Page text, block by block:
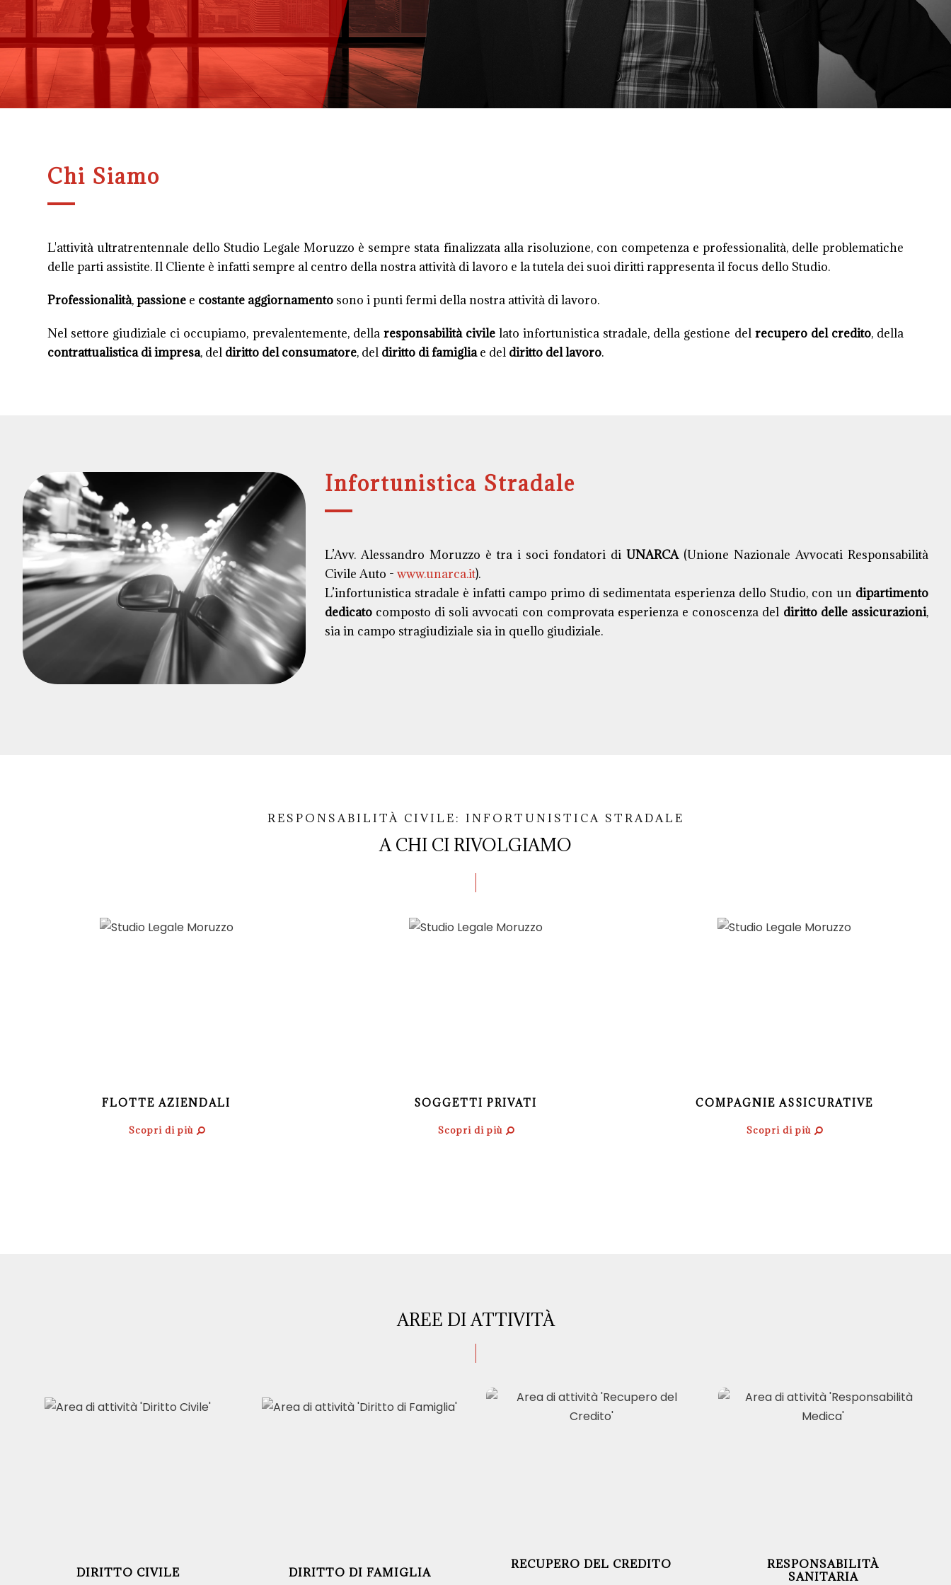
Chi Siamo
L'attività ultratrentennale dello Studio Legale Moruzzo è sempre stata finalizzata alla risoluzione, con competenza e professionalità, delle problematiche
delle parti assistite. Il Cliente è infatti sempre al centro della nostra attività di lavoro e la tutela dei suoi diritti rappresenta il focus dello Studio.
Professionalità,passione e costante aggiornamento sono i punti fermi della nostra attività di lavoro.
Nel settore giudiziale ci occupiamo, prevalentemente, della responsabilità civilelato infortunistica stradale, della gestione del recupero del credito, della
contrattualistica di impresa, del diritto del consumatore, del diritto di famigliae del diritto del lavoro.
Infortunistica Stradale
L’Avv. Alessandro Moruzzo è tra i soci fondatori di UNARCA(Unione Nazionale Avvocati Responsabilità
Civile Auto - www.unarca.it).
L’infortunistica stradale è infatti campo primo di sedimentata esperienza dello Studio, con un dipartimento
dedicatocomposto di soli avvocati con comprovata esperienza e conoscenza del diritto delle assicurazioni,
sia in campo stragiudiziale sia in quello giudiziale.
RESPONSABILITÀ CIVILE: INFORTUNISTICA STRADALE
A CHI CI RIVOLGIAMO
FLOTTE AZIENDALI
Scopri di più
SOGGETTI PRIVATI
Scopri di più
COMPAGNIE ASSICURATIVE
Scopri di più
AREE DI ATTIVITÀ
DIRITTO CIVILE DIRITTO DI FAMIGLIA
RECUPERO DEL CREDITO
RESPONSABILITÀ
SANITARIA